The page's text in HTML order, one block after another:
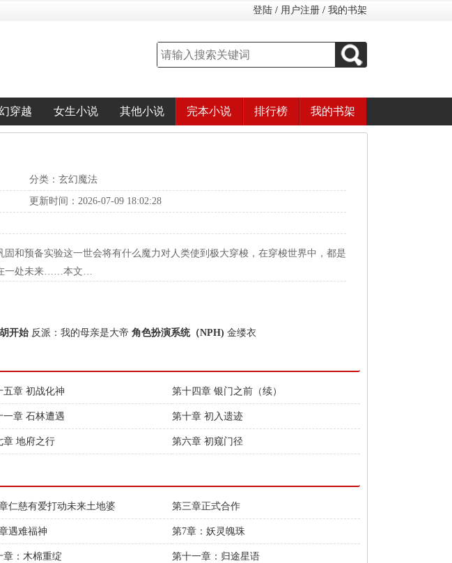
登陆 / 用户注册 / 我的书架
穿越 女生小说 其他小说 完本小说 排行榜 我的书架
分类：玄幻魔法
更新时间：2026-07-09 18:02:28
预备实验这一世会将有什么魔力对人类使到极大穿梭，在穿梭世界中，都是
在一处未来……本文…
开始 反派：我的母亲是大帝 角色扮演系统（NPH) 金缕衣
五章 初战化神 第十四章 银门之前（续）
一章 石林遭遇 第十章 初入遗迹
章 地府之行 第六章 初窥门径
仁慈有爱打动未来土地婆 第三章正式合作
遇难福神 第7章：妖灵魄珠
章：木棉重绽 第十一章：归途星语